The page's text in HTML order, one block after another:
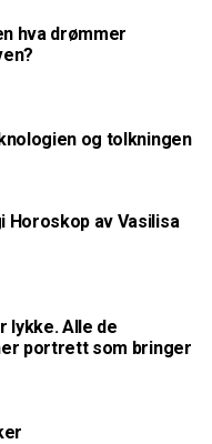
hva drømmer
og tolkningen
av Vasilisa
lykke. Alle de
portrett som bringer